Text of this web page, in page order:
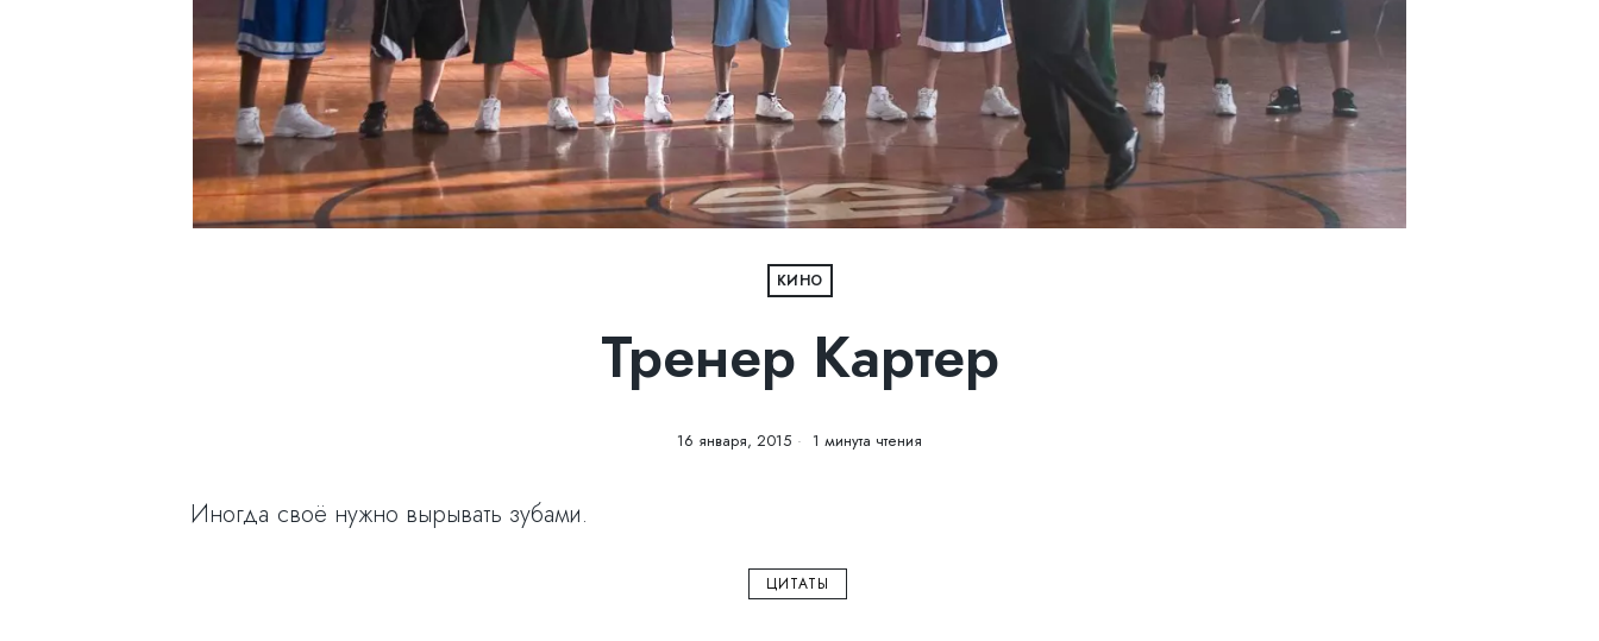
КИНО
Тренер Картер
16 января, 2015 1 минута чтения
Иногда своё нужно вырывать зубами.
ЦИТАТЫ